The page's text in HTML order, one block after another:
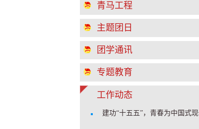
青马工程
主题团日
团学通讯
专题教育
工作动态